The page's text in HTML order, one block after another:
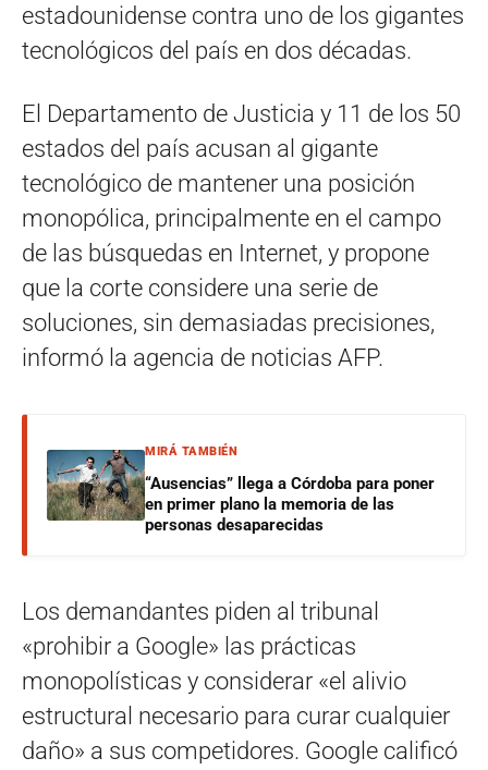
estadounidense contra uno de los gigantes
tecnológicos del país en dos décadas.
El Departamento de Justicia y 11 de los 50
estados del país acusan al gigante
tecnológico de mantener una posición
monopólica, principalmente en el campo
de las búsquedas en Internet, y propone
que la corte considere una serie de
soluciones, sin demasiadas precisiones,
informó la agencia de noticias AFP.
MIRÁ TAMBIÉN
“Ausencias” llega a Córdoba para poner
en primer plano la memoria de las
personas desaparecidas
Los demandantes piden al tribunal
«prohibir a Google» las prácticas
monopolísticas y considerar «el alivio
estructural necesario para curar cualquier
daño» a sus competidores. Google calificó